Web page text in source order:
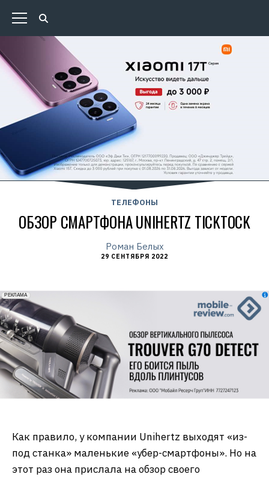
ТЕЛЕФОНЫ
ОБЗОР СМАРТФОНА UNIHERTZ TICKTOCK
Роман Белых
29 СЕНТЯБРЯ 2022
erid: 2VfnxxmNzs5
РЕКЛАМА
Как правило, у компании Unihertz выходят «из-
под станка» маленькие «убер-смартфоны». Но на
этот раз она прислала на обзор своего